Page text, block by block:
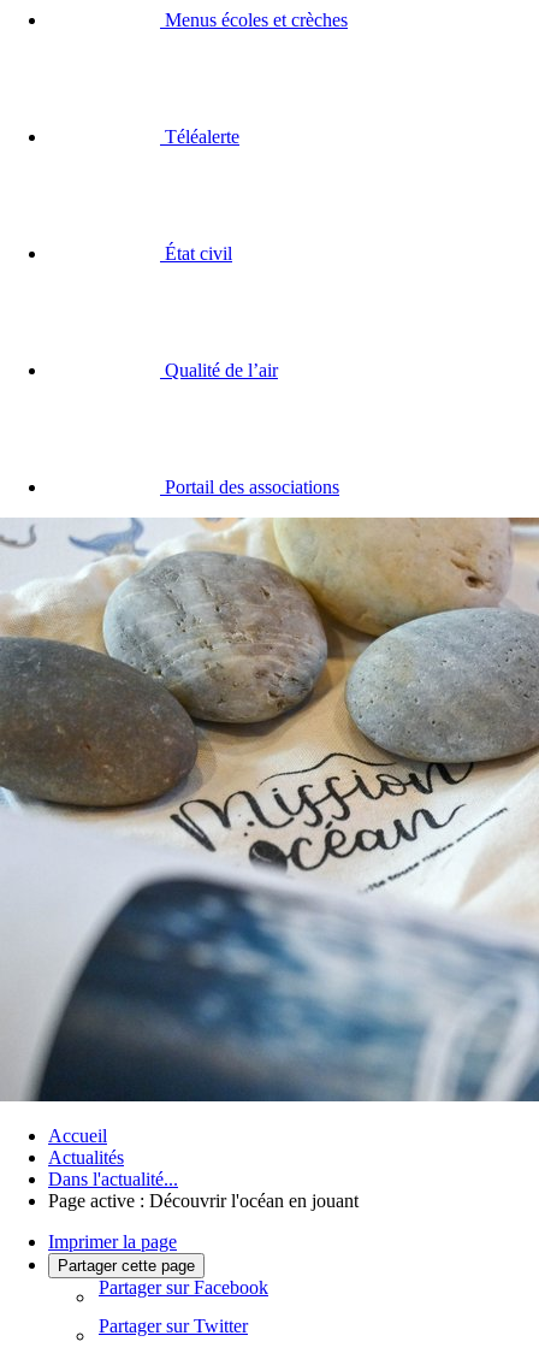
Menus écoles et crèches
Téléalerte
État civil
Qualité de l’air
Portail des associations
Accueil
Actualités
Dans l'actualité...
Page active : Découvrir l'océan en jouant
Imprimer la page
Partager cette page
Partager sur Facebook
Partager sur Twitter